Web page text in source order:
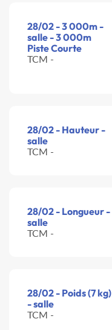
28/02 - 3 000m -
salle - 3 000m
Piste Courte
TCM -
28/02 - Hauteur -
salle
TCM -
28/02 - Longueur -
salle
TCM -
28/02 - Poids (7 kg)
- salle
TCM -